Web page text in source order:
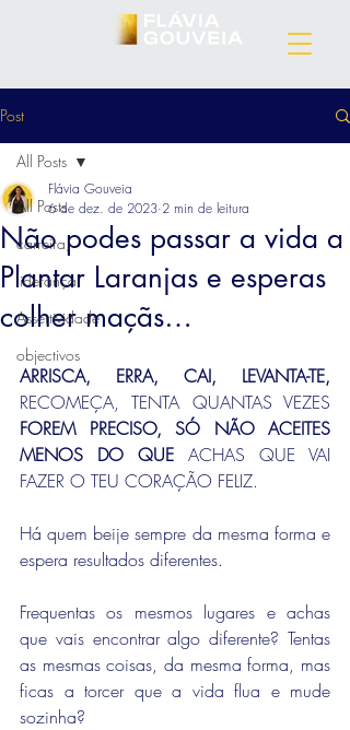
Post
All Posts
carreira,
liderança
Assertividade
objectivos
All Posts
Não podes passar a vida a
Plantar Laranjas e esperas
colher maçãs…
Flávia Gouveia
6 de dez. de 2023 2 min de leitura
FOREM PRECISO, SÓ NÃO ACEITES
MENOS DO QUE ACHAS QUE VAI
FAZER O TEU CORAÇÃO FELIZ.
Há quem beije sempre da mesma forma e
espera resultados diferentes.
Frequentas os mesmos lugares e achas
que vais encontrar algo diferente? Tentas
as mesmas coisas, da mesma forma, mas
ficas a torcer que a vida flua e mude
sozinha?